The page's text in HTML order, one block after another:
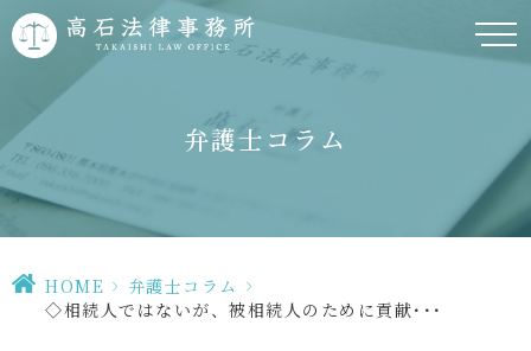
弁護士コラム
HOME > 弁護士コラム >
◇相続人ではないが、被相続人のために貢献･･･